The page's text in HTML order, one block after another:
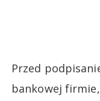
Przed
bankowej